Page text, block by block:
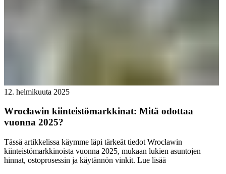
12. helmikuuta 2025
Wrocławin kiinteistömarkkinat: Mitä odottaa
vuonna 2025?
Tässä artikkelissa käymme läpi tärkeät tiedot Wrocławin
kiinteistömarkkinoista vuonna 2025, mukaan lukien asuntojen
hinnat, ostoprosessin ja käytännön vinkit. Lue lisää